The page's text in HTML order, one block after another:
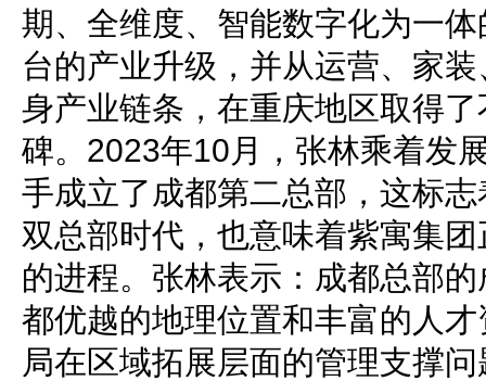
期、全维度、智能数字化为一
台的产业升级，并从运营、家
身产业链条，在重庆地区取得
碑。2023年10月，张林乘着发
手成立了成都第二总部，这标
双总部时代，也意味着紫寓集
的进程。张林表示：成都总部
都优越的地理位置和丰富的人
局在区域拓展层面的管理支撑